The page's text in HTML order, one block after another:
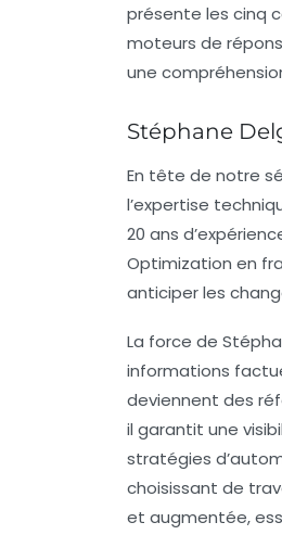
présente les cinq
moteurs de
une
Stéphane
En tête de notre
l’expertise
20 ans
Optimization en
anticiper les
La force de
informations
deviennent des
il garantit une
stratégies
choisissant de
et augmentée,